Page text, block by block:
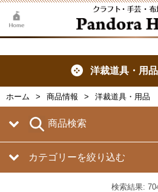
洋裁道具・用
ホーム 商品情報 洋裁道具・用品
商品検索
カテゴリーを絞り込む
検索結果: